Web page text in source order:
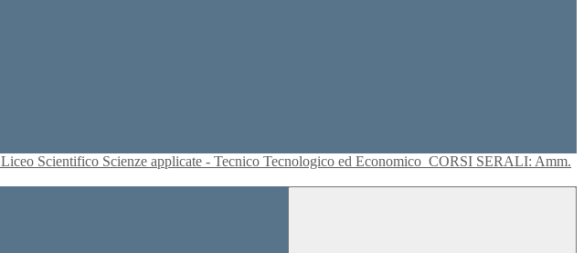
Liceo Scientifico Scienze applicate - Tecnico Tecnologico ed Economico CORSI SERALI: Amm.